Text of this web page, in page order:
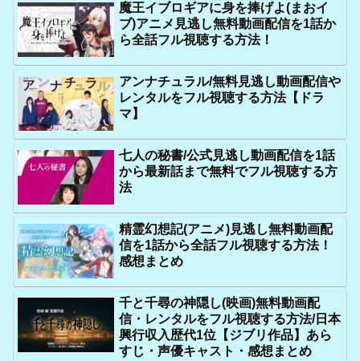
魔王イブロギアに身を捧げよ(まおイ
ブ)アニメ見逃し無料動画配信を1話か
ら全話フル視聴する方法！
アンナチュラル/無料見逃し動画配信や
レンタルをフル視聴する方法【ドラ
マ】
七人の秘書/公式見逃し動画配信を1話
から最新話まで無料でフル視聴する方
法
精霊幻想記(アニメ)見逃し無料動画配
信を1話から全話フル視聴する方法！
感想まとめ
千と千尋の神隠し(映画)無料動画配
信・レンタルをフル視聴する方法/日本
興行収入歴代1位【ジブリ作品】あら
すじ・声優キャスト・感想まとめ